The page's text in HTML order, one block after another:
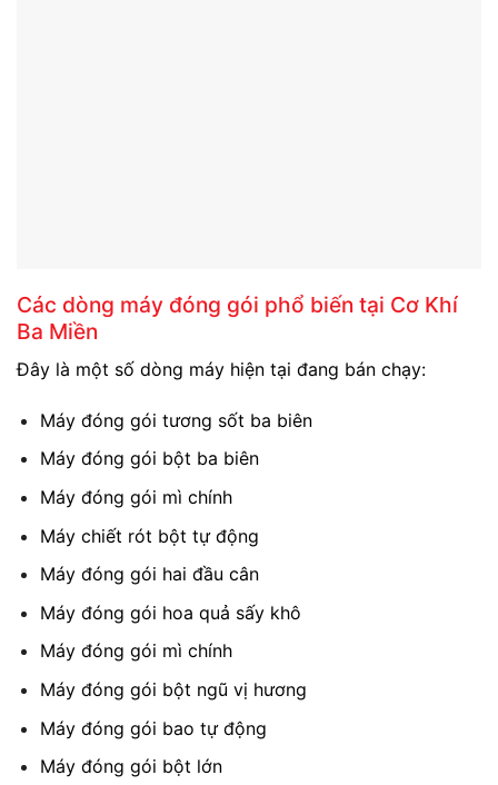
Các dòng máy đóng gói phổ biến tại Cơ Khí
Ba Miền
Đây là một số dòng máy hiện tại đang bán chạy:
Máy đóng gói tương sốt ba biên
Máy đóng gói bột ba biên
Máy đóng gói mì chính
Máy chiết rót bột tự động
Máy đóng gói hai đầu cân
Máy đóng gói hoa quả sấy khô
Máy đóng gói mì chính
Máy đóng gói bột ngũ vị hương
Máy đóng gói bao tự động
Máy đóng gói bột lớn